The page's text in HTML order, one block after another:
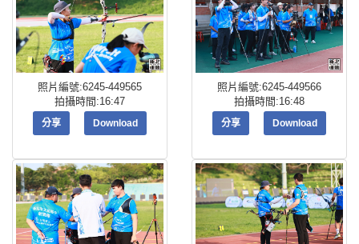
照片編號:6245-449565
拍攝時間:16:47
分享 Download
照片編號:6245-449566
拍攝時間:16:48
分享 Download